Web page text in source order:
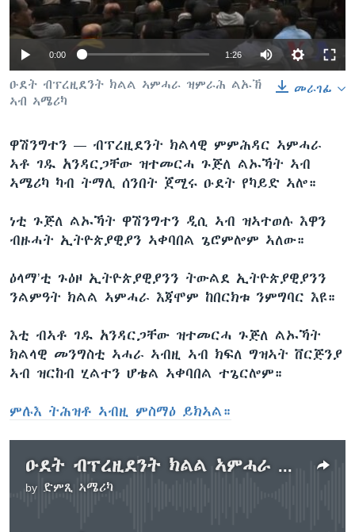
ቂሔ ጽልሚ
ቋንቋታት
0:00 1:26
መራገፊ
ዑደት ብፕረዚደንት ክልል ኣምሓራ ዝምራሕ ልኡኽ
ኣብ ኣሜሪካ
ዋሽንግተን — ብፕረዚደንት ክልላዊ ምምሕዳር ኣምሓራ
ኣቶ ገዱ አንዳርጋቸው ዝተመርሓ ጉጅለ ልኡኻት ኣብ
ኣሜሪካ ካብ ትማሊ ሰንበት ጀሚሩ ዑደት የካይድ ኣሎ።
ነቲ ጉጅለ ልኡኻት ዋሽንግተን ዲሲ ኣብ ዝኣተወሉ እዋን
ብዙሓት ኢትዮጵያዊያን ኣቀባበል ጌሮምሎም ኣለው።
ዕላማ’ቲ ጉዕዞ ኢትዮጵያዊያንን ትውልደ ኢትዮጵያዊያንን
ንልምዓት ክልል ኣምሓራ እጃሞም ከበርክቱ ንምግባር እዩ።
እቲ ብኣቶ ገዱ አንዳርጋቸው ዝተመርሓ ጉጅለ ልኡኻት
ክልላዊ መንግስቲ ኣሓራ ኣብዚ ኣብ ክፍለ ግዝኣት ቨርጅንያ
ኣብ ዝርከብ ሂልተን ሆቴል ኣቀባበል ተጌርሎም።
ምሉእ ትሕዝቶ ኣብዚ ምስማዕ ይክኣል።
ዑደት ብፕረዚደንት ክልል ኣምሓራ ዝምራሕ ልኡኽ ኣብ ኣሜሪካ
by ድምጺ ኣሜሪካ
No media source currently available